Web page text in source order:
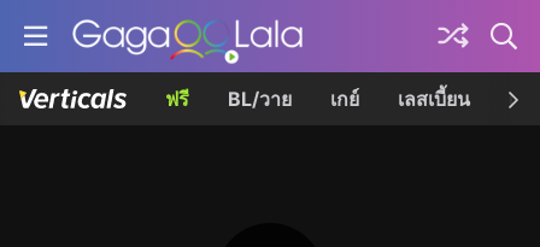
ฟรี BL/วาย เกย์ เลสเบี้ยน เค